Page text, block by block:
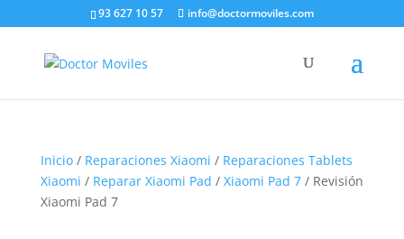
93 627 10 57 info@doctormoviles.com
Inicio/ Reparaciones Xiaomi / Reparaciones Tablets
Xiaomi / Reparar Xiaomi Pad / Xiaomi Pad 7/ Revisión
Xiaomi Pad 7